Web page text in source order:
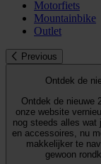
Motorfiets
Mountainbike
Outlet
Previous
Ontdek de
Ontdek de nieuwe
onze website
nog steeds alles wat
en accessoires, nu
makkelijker te
gewoon